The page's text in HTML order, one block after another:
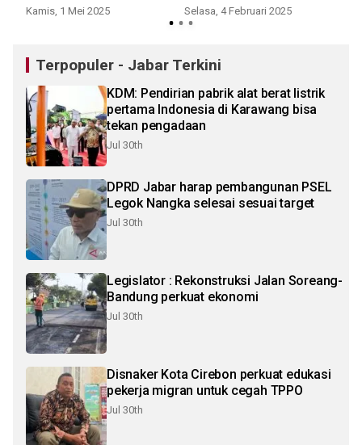
Kamis, 1 Mei 2025 Selasa, 4 Februari 2025
Terpopuler - Jabar Terkini
KDM: Pendirian pabrik alat berat listrik
pertama Indonesia di Karawang bisa
tekan pengadaan
Jul 30th
DPRD Jabar harap pembangunan PSEL
Legok Nangka selesai sesuai target
Jul 30th
Legislator : Rekonstruksi Jalan Soreang-
Bandung perkuat ekonomi
Jul 30th
Disnaker Kota Cirebon perkuat edukasi
pekerja migran untuk cegah TPPO
Jul 30th